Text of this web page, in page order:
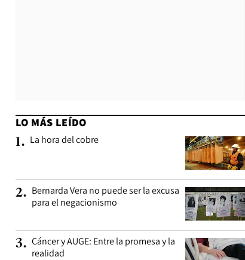
LO MÁS LEÍDO
1. La hora del cobre
2. Bernarda Vera no puede ser la excusa
para el negacionismo
3. Cáncer y AUGE: Entre la promesa y la
realidad